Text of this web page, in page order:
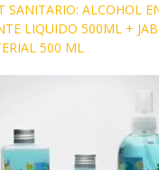
SANITARIO: ALCOHOL
LIQUIDO 500ML +
500 ML